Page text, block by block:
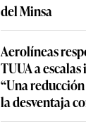
del Minsa
Aerolíneas
TUUA a
“Una
la desventaja